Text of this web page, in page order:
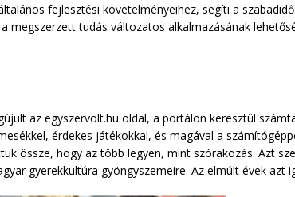
fejlesztési követelményeihez, segíti a
megszerzett tudás változatos alkalmazásának
az egyszervolt.hu oldal, a portálon keresztül
érdekes játékokkal, és magával a
össze, hogy az több legyen, mint szórakozás. Azt
gyerekkultúra gyöngyszemeire. Az elmúlt évek azt